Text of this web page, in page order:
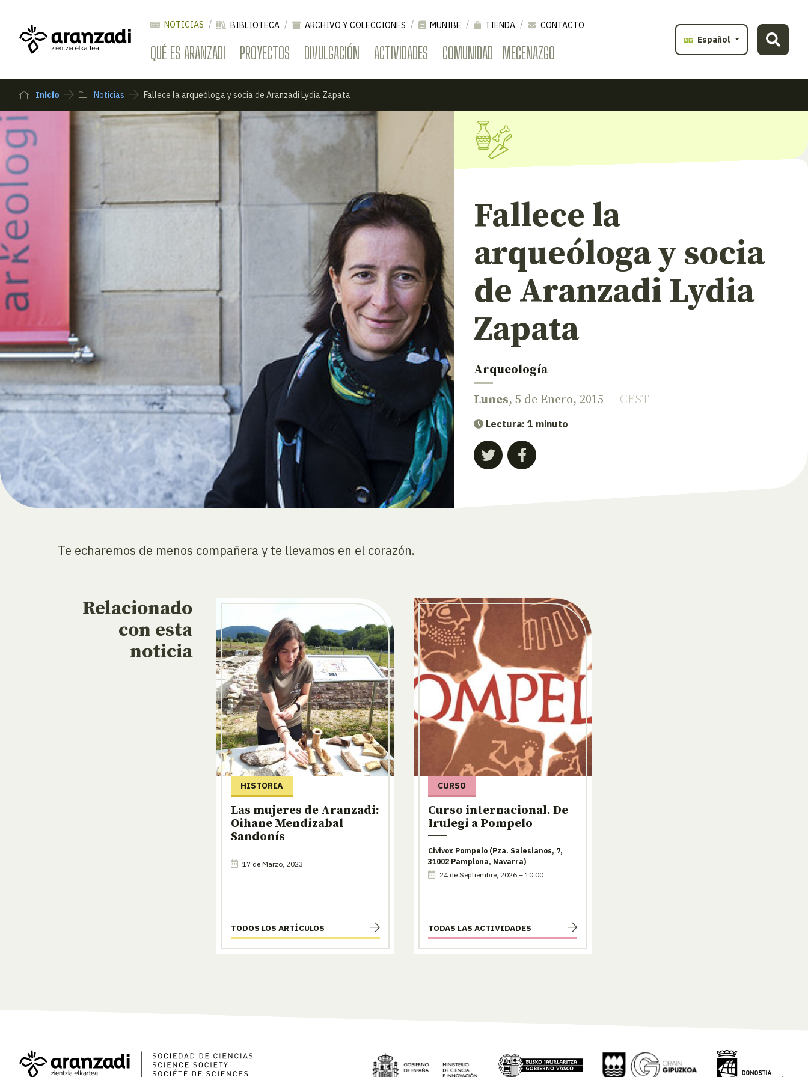
QUÉ ES ARANZADI PROYECTOS DIVULGACIÓN ACTIVIDADES COMUNIDAD MECENAZGO
NOTICIAS BIBLIOTECA ARCHIVO Y COLECCIONES MUNIBE TIENDA
CONTACTO
Español
Inicio Noticias Fallece la arqueóloga y socia de Aranzadi Lydia Zapata
Fallece la
arqueóloga y socia
de Aranzadi Lydia
Zapata
Arqueología
Lunes, 5 de Enero, 2015 — CEST
Lectura: 1 minuto
Te echaremos de menos compañera y te llevamos en el corazón.
Relacionado
con esta
noticia
HISTORIA
Las mujeres de Aranzadi:
Oihane Mendizabal
Sandonís
17 de Marzo, 2023
TODOS LOS ARTÍCULOS
CURSO
Curso internacional. De
Irulegi a Pompelo
Civivox Pompelo (Pza. Salesianos, 7,
31002 Pamplona, Navarra)
24 de Septiembre, 2026 – 10:00
TODAS LAS ACTIVIDADES